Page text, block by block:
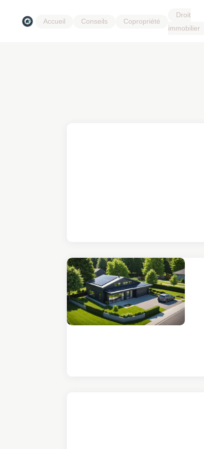
Accueil Conseils Copropriété
Droit
immobilier